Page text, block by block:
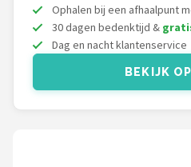
Shimano
Ophalen bij een afhaalpunt
30 dagen bedenktijd &
Dag en nacht klantenservice
BEKIJK